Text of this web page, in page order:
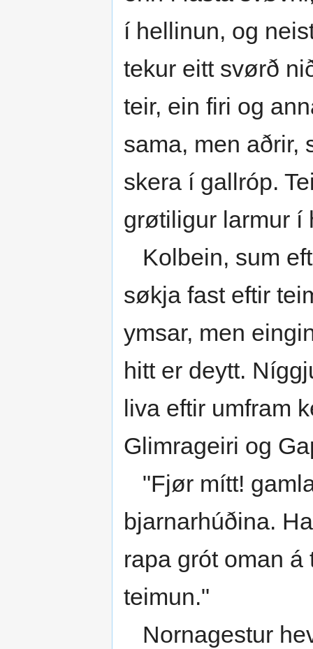
í hellinun, og
tekur eitt svørð
teir, ein firi og
sama, men aðrir,
skera í gallróp.
grøtiligur larmur
Kolbein, sum
søkja fast eftir
ymsar, men
hitt er deytt.
liva eftir umfram
Glimrageiri og
"Fjør mítt!
bjarnarhúðina.
rapa grót oman
teimun."
Nornagestur